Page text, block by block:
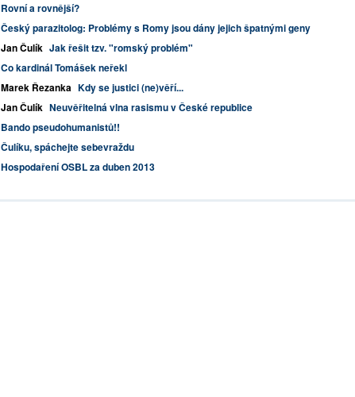
Rovní a rovnější?
Český parazitolog: Problémy s Romy jsou dány jejich špatnými geny
Jan Čulík Jak řešit tzv. "romský problém"
Co kardinál Tomášek neřekl
Marek Řezanka Kdy se justici (ne)věří...
Jan Čulík Neuvěřitelná vlna rasismu v České republice
Bando pseudohumanistů!!
Čulíku, spáchejte sebevraždu
Hospodaření OSBL za duben 2013